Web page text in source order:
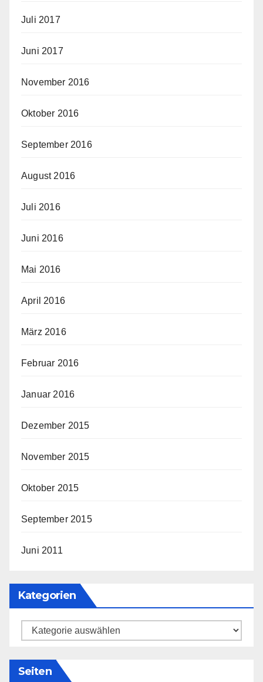
Juli 2017
Juni 2017
November 2016
Oktober 2016
September 2016
August 2016
Juli 2016
Juni 2016
Mai 2016
April 2016
März 2016
Februar 2016
Januar 2016
Dezember 2015
November 2015
Oktober 2015
September 2015
Juni 2011
Kategorien
Kategorien
Seiten